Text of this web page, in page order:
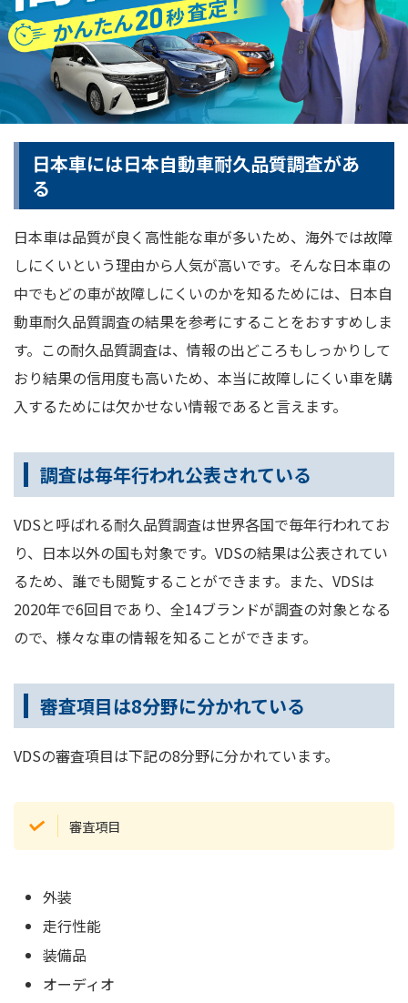
日本車には日本自動車耐久品質調査があ
る
日本車は品質が良く高性能な車が多いため、海外では故障
しにくいという理由から人気が高いです。そんな日本車の
中でもどの車が故障しにくいのかを知るためには、日本自
動車耐久品質調査の結果を参考にすることをおすすめしま
す。この耐久品質調査は、情報の出どころもしっかりして
おり結果の信用度も高いため、本当に故障しにくい車を購
入するためには欠かせない情報であると言えます。
調査は毎年行われ公表されている
VDSと呼ばれる耐久品質調査は世界各国で毎年行われてお
り、日本以外の国も対象です。VDSの結果は公表されてい
るため、誰でも閲覧することができます。また、VDSは
2020年で6回目であり、全14ブランドが調査の対象となる
ので、様々な車の情報を知ることができます。
審査項目は8分野に分かれている
VDSの審査項目は下記の8分野に分かれています。
審査項目
外装
走行性能
装備品
オーディオ